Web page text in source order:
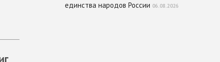
единства народов России 06.08.2026